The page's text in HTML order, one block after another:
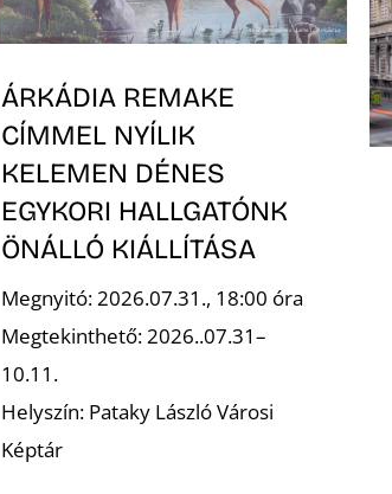
ÁRKÁDIA REMAKE
CÍMMEL NYÍLIK
KELEMEN DÉNES
EGYKORI HALLGATÓNK
ÖNÁLLÓ KIÁLLÍTÁSA
Megnyitó: 2026.07.31., 18:00 óra
Megtekinthető: 2026..07.31–
10.11.
Helyszín: Pataky László Városi
Képtár